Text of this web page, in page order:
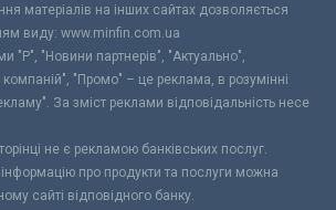
матеріалів на інших сайтах дозволяється
виду: www.minfin.com.ua
"Р", "Новини партнерів", "Актуально",
"Промо" – це реклама, в розумінні
За зміст реклами відповідальність несе
не є рекламою банківських послуг.
про продукти та послуги можна
сайті відповідного банку.